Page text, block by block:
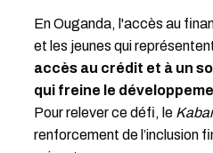
En Ouganda, l'accès au
et les jeunes qui
accès au crédit et à un
qui freine le
Pour relever ce défi, le
renforcement de l’inclusion